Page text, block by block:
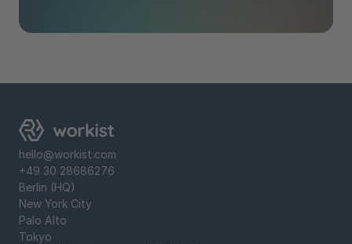
hello@workist.com
+49 30 28686276
Berlin (HQ)
New York City
Palo Alto
Tokyo